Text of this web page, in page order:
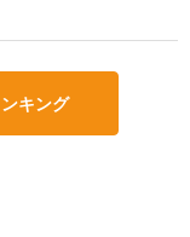
キング